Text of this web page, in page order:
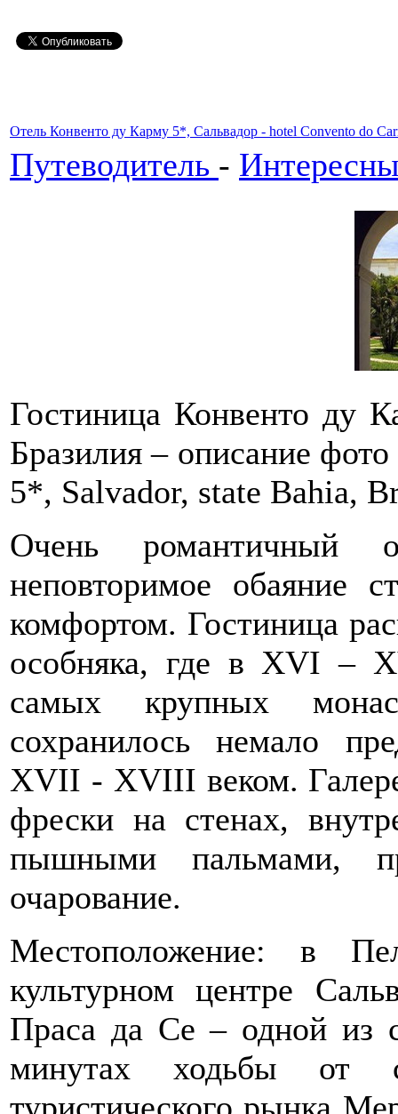
Отель Конвенто ду Карму 5*, Сальвадор - hotel Convento do
Путеводитель -
Гостиница Конвенто ду
Бразилия – описание
5*, Salvador, state Bahia,
Очень романтичный
неповторимое обаяние
комфортом. Гостиница
особняка, где в XVI –
самых крупных
сохранилось немало
XVII - XVIII веком.
фрески на стенах,
пышными пальмами,
очарование.
Местоположение: в
культурном центре
Праса да Се – одной из
минутах ходьбы от